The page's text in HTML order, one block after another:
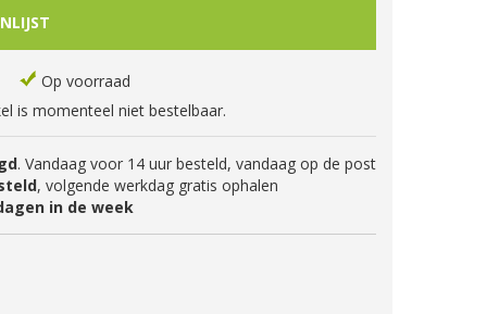
Op voorraad
is momenteel niet bestelbaar.
. Vandaag voor 14 uur besteld, vandaag op de post
, volgende werkdag gratis ophalen
in de week